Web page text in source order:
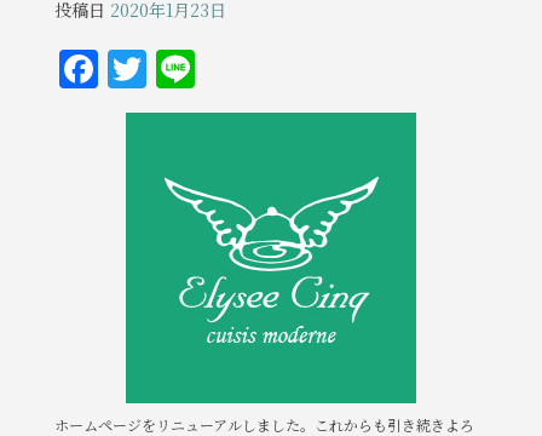
投稿日 2020年1月23日
F
a
T
w
te
Li
n
ホームページをリニューアルしました。これからも引き続きよろ